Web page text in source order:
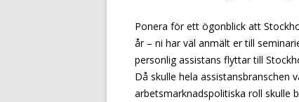
Ponera för ett ögonblick att
år – ni har väl anmält er till
personlig assistans flyttar till
Då skulle hela assistansbranschen
arbetsmarknadspolitiska roll skulle